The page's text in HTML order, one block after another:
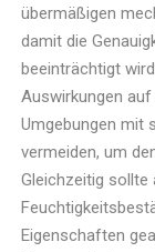
übermäßigen
damit die
beeinträchtigt
Auswirkungen
Umgebungen mit
vermeiden, um
Gleichzeitig sollte
Eigenschaften